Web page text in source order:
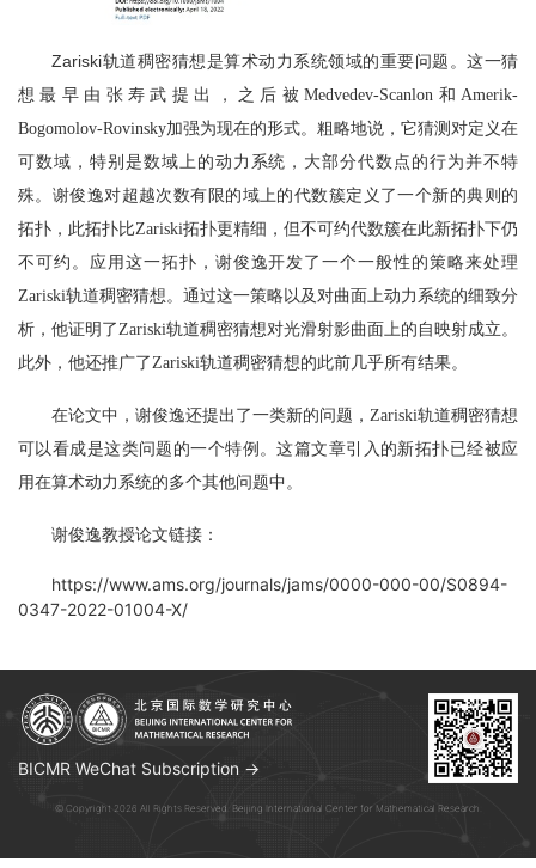
Zariski轨道稠密猜想是算术动力系统领域的重要问题。这一猜
想最早由张寿武提出，之后被Medvedev-Scanlon和Amerik-
Bogomolov-Rovinsky加强为现在的形式。粗略地说，它猜测对定义在
可数域，特别是数域上的动力系统，大部分代数点的行为并不特
殊。谢俊逸对超越次数有限的域上的代数簇定义了一个新的典则的
拓扑，此拓扑比Zariski拓扑更精细，但不可约代数簇在此新拓扑下仍
不可约。应用这一拓扑，谢俊逸开发了一个一般性的策略来处理
Zariski轨道稠密猜想。通过这一策略以及对曲面上动力系统的细致分
析，他证明了Zariski轨道稠密猜想对光滑射影曲面上的自映射成立。
此外，他还推广了Zariski轨道稠密猜想的此前几乎所有结果。
在论文中，谢俊逸还提出了一类新的问题， Zariski轨道稠密猜想
可以看成是这类问题的一个特例。这篇文章引入的新拓扑已经被应
用在算术动力系统的多个其他问题中。
谢俊逸教授论文链接：
https://www.ams.org/journals/jams/0000-000-00/S0894-
0347-2022-01004-X/
BICMR WeChat Subscription →
© Copyright 2026 All Rights Reserved. Beijing International Center for Mathematical Research.